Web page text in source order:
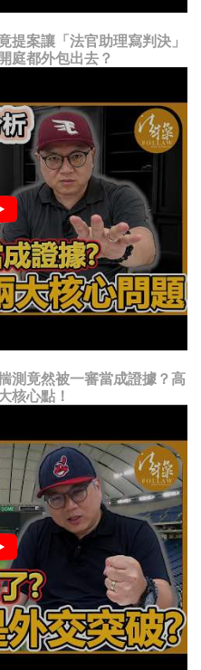
提案讓「法官助理寫判決」
庭都外包出去？
測竟然被一審當成證據？高
核心點！